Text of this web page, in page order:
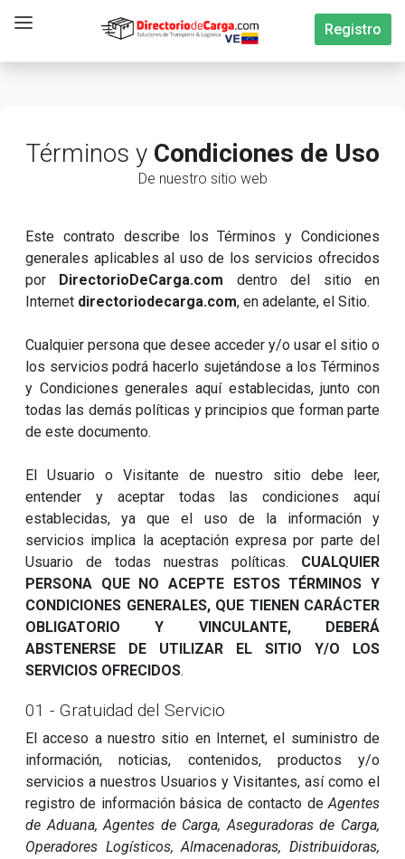
Registro
Términos y Condiciones de Uso
De nuestro sitio web
Este contrato describe los Términos y Condiciones
generales aplicables al uso de los servicios ofrecidos
por DirectorioDeCarga.com dentro del sitio en
Internet directoriodecarga.com, en adelante, el Sitio.
Cualquier persona que desee acceder y/o usar el sitio o
los servicios podrá hacerlo sujetándose a los Términos
y Condiciones generales aquí establecidas, junto con
todas las demás políticas y principios que forman parte
de este documento.
El Usuario o Visitante de nuestro sitio debe leer,
entender y aceptar todas las condiciones aquí
establecidas, ya que el uso de la información y
servicios implica la aceptación expresa por parte del
Usuario de todas nuestras políticas. CUALQUIER
PERSONA QUE NO ACEPTE ESTOS TÉRMINOS Y
CONDICIONES GENERALES, QUE TIENEN CARÁCTER
OBLIGATORIO Y VINCULANTE, DEBERÁ
ABSTENERSE DE UTILIZAR EL SITIO Y/O LOS
SERVICIOS OFRECIDOS.
01 - Gratuidad del Servicio
El acceso a nuestro sitio en Internet, el suministro de
información, noticias, contenidos, productos y/o
servicios a nuestros Usuarios y Visitantes, así como el
registro de información básica de contacto deAgentes
de Aduana, Agentes de Carga, Aseguradoras de Carga,
Operadores Logísticos, Almacenadoras, Distribuidoras,